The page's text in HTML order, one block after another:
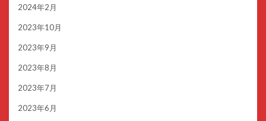
2024年2月
2023年10月
2023年9月
2023年8月
2023年7月
2023年6月